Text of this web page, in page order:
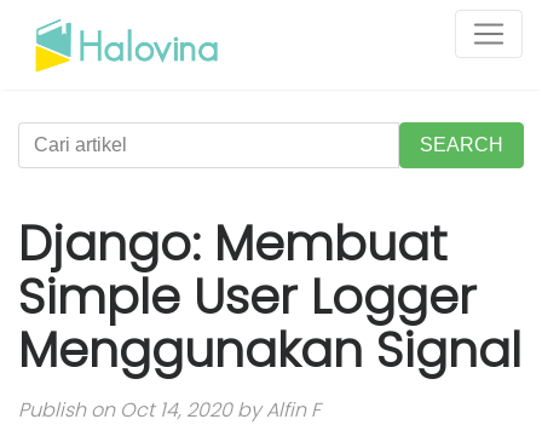
SEARCH
Django: Membuat
Simple User Logger
Menggunakan Signal
Publish on Oct 14, 2020 by Alfin F